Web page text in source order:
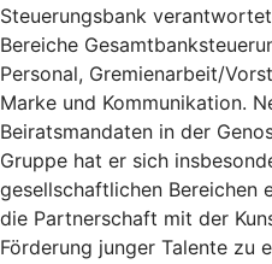
Steuerungsbank
Bereiche
Personal, Gremienarbeit/
Marke und Kommunikation.
Beiratsmandaten in der
Gruppe hat er sich
gesellschaftlichen Bereichen
die Partnerschaft mit der
Förderung junger Talente zu